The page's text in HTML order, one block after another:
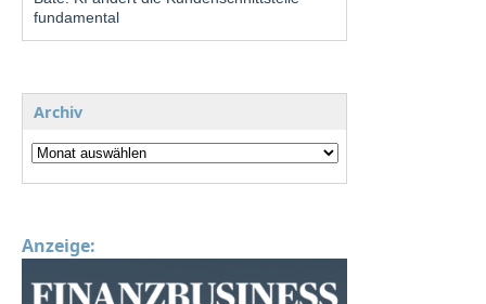
fundamental
Archiv
Anzeige: